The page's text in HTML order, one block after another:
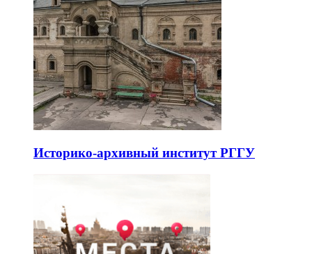
Историко-архивный институт РГГУ